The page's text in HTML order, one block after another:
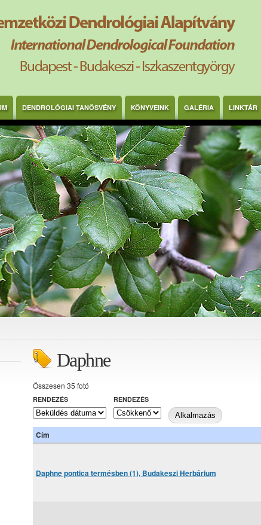
DENDROLÓGIAI TANÖSVÉNY KÖNYVEINK GALÉRIA LINKTÁR
Daphne
Összesen 35 fotó
RENDEZÉS RENDEZÉS
Cím
Daphne pontica termésben (1), Budakeszi Herbárium